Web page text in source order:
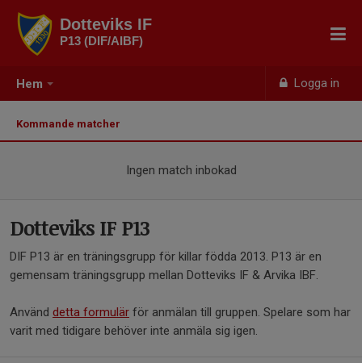
Hem Logga in
Dotteviks IF
P13 (DIF/AIBF)
Kommande matcher
Ingen match inbokad
Dotteviks IF P13
DIF P13 är en träningsgrupp för killar födda 2013. P13 är en
gemensam träningsgrupp mellan Dotteviks IF & Arvika IBF.
Använd detta formulär för anmälan till gruppen. Spelare som har
varit med tidigare behöver inte anmäla sig igen.